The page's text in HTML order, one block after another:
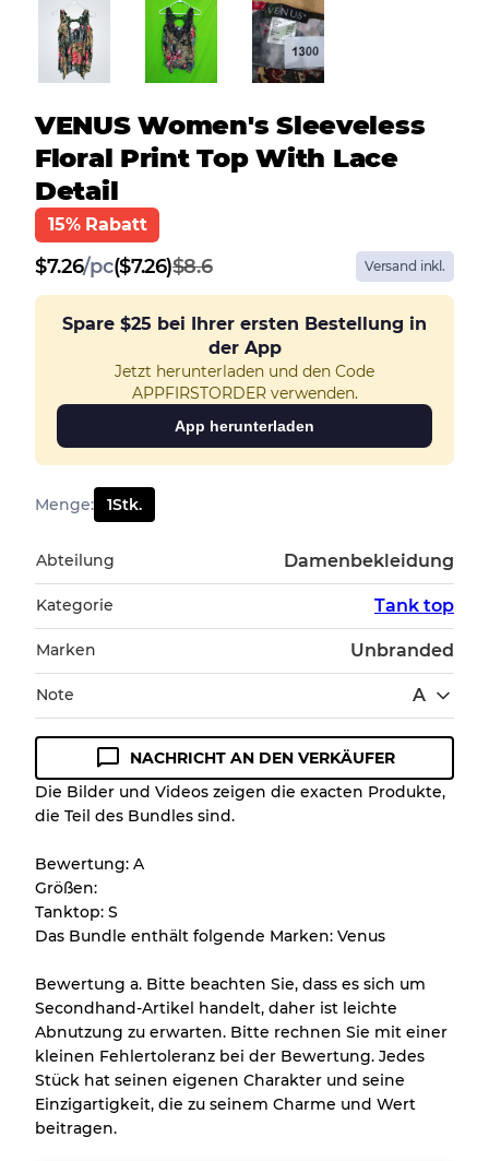
VENUS Women's Sleeveless
Floral Print Top With Lace
Detail
15% Rabatt
$7.26/pc($7.26)$8.6 Versand inkl.
Spare $25 bei Ihrer ersten Bestellung in
der App
Jetzt herunterladen und den Code
APPFIRSTORDER verwenden.
App herunterladen
Menge: 1Stk.
Abteilung Damenbekleidung
Kategorie Tank top
Marken Unbranded
Note A
Zustandsrichtlinie
Alle Produkte enthalten eine Qualitätsstufe,
jedes Artikels vor dem Kauf nachvollziehen
können.
Es gibt eine Fehlermarge von bis zu
Unser 3-Stufen-System
Note AFast neu, leichte Abnutzung
NACHRICHT AN DEN VERKÄUFER
Die Bilder und Videos zeigen die exacten Produkte,
die Teil des Bundles sind.
Bewertung: A
Größen:
Tanktop: S
Das Bundle enthält folgende Marken: Venus
Bewertung a. Bitte beachten Sie, dass es sich um
Secondhand-Artikel handelt, daher ist leichte
Abnutzung zu erwarten. Bitte rechnen Sie mit einer
kleinen Fehlertoleranz bei der Bewertung. Jedes
Stück hat seinen eigenen Charakter und seine
Einzigartigkeit, die zu seinem Charme und Wert
beitragen.